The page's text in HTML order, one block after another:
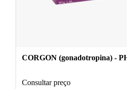
CORGON (gonadotropina) -
Consultar preço